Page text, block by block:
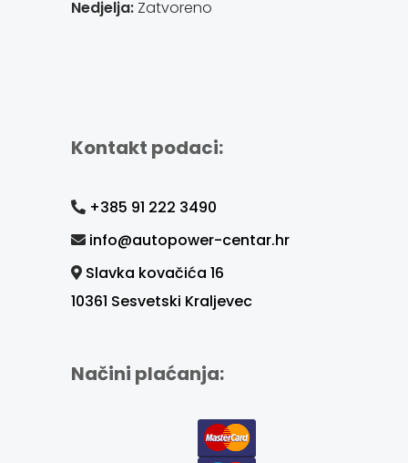
Nedjelja:Zatvoreno
Kontakt podaci:
+385 91 222 3490
info@autopower-centar.hr
Slavka kovačića 16
10361 Sesvetski Kraljevec
Načini plaćanja: